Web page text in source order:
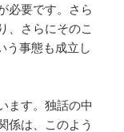
必要です。さら
、さらにそのこ
う事態も成立し
ます。独話の中
係は、このよう